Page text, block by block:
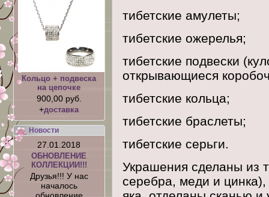
тибетские амулеты;
тибетские ожерелья;
тибетские подвески
открывающиеся
тибетские кольца;
тибетские браслеты;
тибетские серьги.
Украшения сделаны из
серебра, меди и
Кольцо + подвеска
на цепочке
900,00 руб.
+доставка
Новости
27.01.2018
ОБНОВЛЕНИЕ
КОЛЛЕКЦИИ!!!
Друзья!!! У нас
началось
обновление